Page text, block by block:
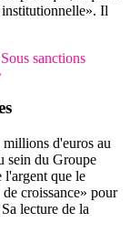
institutionnelle». Il
sanctions
d'euros au
sein du Groupe
l'argent que le
croissance» pour
lecture de la